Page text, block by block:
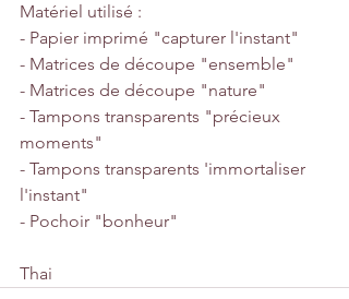
Matériel utilisé :
- Papier imprimé "capturer l'instant"
- Matrices de découpe "ensemble"
- Matrices de découpe "nature"
- Tampons transparents "précieux
moments"
- Tampons transparents 'immortaliser
l'instant"
- Pochoir "bonheur"
Thai